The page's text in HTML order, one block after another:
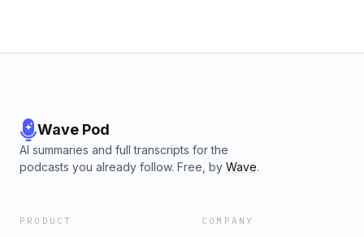
Wave Pod
AI summaries and full transcripts for the
podcasts you already follow. Free, by Wave.
PRODUCT COMPANY